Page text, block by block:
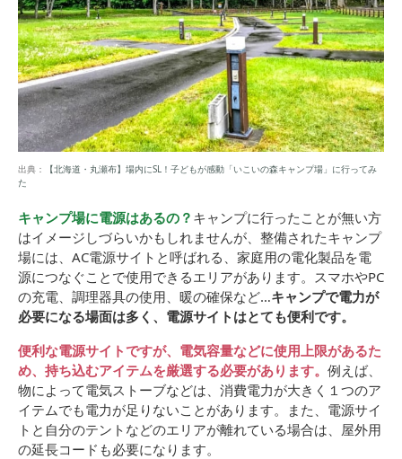
出典：
【北海道・丸瀬布】場内にSL！子どもが感動「いこいの森キャンプ場」に行ってみ
た
キャンプ場に電源はあるの？ キャンプに行ったことが無い方
はイメージしづらいかもしれませんが、整備されたキャンプ
場には、AC電源サイトと呼ばれる、家庭用の電化製品を電
源につなぐことで使用できるエリアがあります。スマホやPC
の充電、調理器具の使用、暖の確保など…キャンプで電力が
必要になる場面は多く、電源サイトはとても便利です。
便利な電源サイトですが、電気容量などに使用上限があるた
め、持ち込むアイテムを厳選する必要があります。 例えば、
物によって電気ストーブなどは、消費電力が大きく１つのア
イテムでも電力が足りないことがあります。また、電源サイ
トと自分のテントなどのエリアが離れている場合は、屋外用
の延長コードも必要になります。